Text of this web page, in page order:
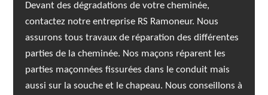
Devant des dégradations de votre cheminée,
contactez notre entreprise RS Ramoneur. Nous
assurons tous travaux de réparation des différentes
parties de la cheminée. Nos maçons réparent les
parties maçonnées fissurées dans le conduit mais
aussi sur la souche et le chapeau. Nous conseillons à